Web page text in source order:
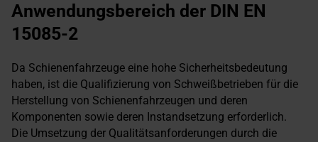
Anwendungsbereich der DIN EN
15085-2
Da Schienenfahrzeuge eine hohe Sicherheitsbedeutung
haben, ist die Qualifizierung von Schweißbetrieben für die
Herstellung von Schienenfahrzeugen und deren
Komponenten sowie deren Instandsetzung erforderlich.
Die Umsetzung der Qualitätsanforderungen durch die